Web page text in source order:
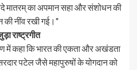
मातरम् का अपमान सहा और संशोधन की
की नींव रखी गई।”
राष्ट्रगीत
में कहा कि भारत की एकता और अखंडता
पटेल जैसे महापुरुषों के योगदान को